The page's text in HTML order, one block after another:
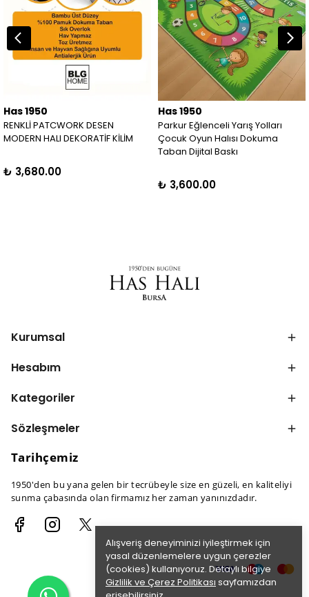
Alışveriş deneyiminizi iyileştirmek için
yasal düzenlemelere uygun çerezler
(cookies) kullanıyoruz. Detaylı bilgiye
Gizlilik ve Çerez Politikası sayfamızdan
Has 1950
RENKLİ PATCWORK DESEN
MODERN HALI DEKORATİF KİLİM
₺ 3,680.00
Has 1950
Parkur Eğlenceli Yarış Yolları
Çocuk Oyun Halısı Dokuma
Taban Dijital Baskı
₺ 3,600.00
Kurumsal
Hesabım
Kategoriler
Sözleşmeler
Tarihçemiz
1950'den bu yana gelen bir tecrübeyle size en güzeli, en kaliteliyi
sunma çabasında olan firmamız her zaman yanınızdadır.